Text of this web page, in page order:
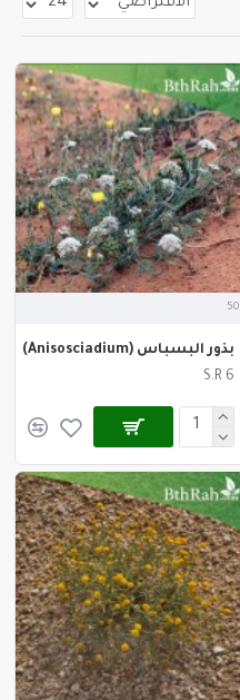
50
بذور البسباس (Anisosciadium)
S.R 6